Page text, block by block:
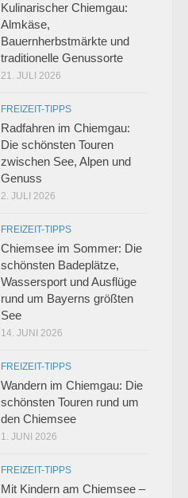
Kulinarischer Chiemgau:
Almkäse,
Bauernherbstmärkte und
traditionelle Genussorte
21. JULI 2026
FREIZEIT-TIPPS
Radfahren im Chiemgau:
Die schönsten Touren
zwischen See, Alpen und
Genuss
2. JULI 2026
FREIZEIT-TIPPS
Chiemsee im Sommer: Die
schönsten Badeplätze,
Wassersport und Ausflüge
rund um Bayerns größten
See
14. JUNI 2026
FREIZEIT-TIPPS
Wandern im Chiemgau: Die
schönsten Touren rund um
den Chiemsee
1. JUNI 2026
FREIZEIT-TIPPS
Mit Kindern am Chiemsee –